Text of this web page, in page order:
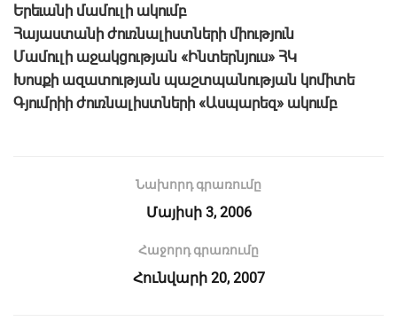
Երեւանի մամուլի ակումբ
Հայաստանի ժուռնալիստների միություն
Մամուլի աջակցության «Ինտերնյուս» ՀԿ
Խոսքի ազատության պաշտպանության կոմիտե
Գյումրիի ժուռնալիստների «Ասպարեզ» ակումբ
Նախորդ գրառումը
Մայիսի 3, 2006
Հաջորդ գրառումը
Հունվարի 20, 2007